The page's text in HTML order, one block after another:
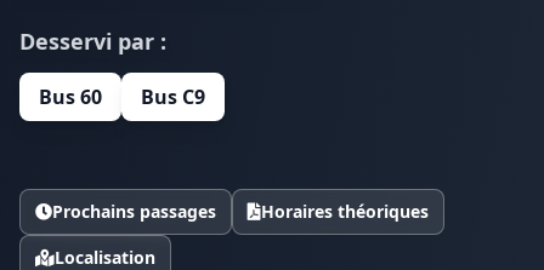
Desservi par :
Bus 60 Bus C9
Prochains passages
Horaires théoriques
Localisation